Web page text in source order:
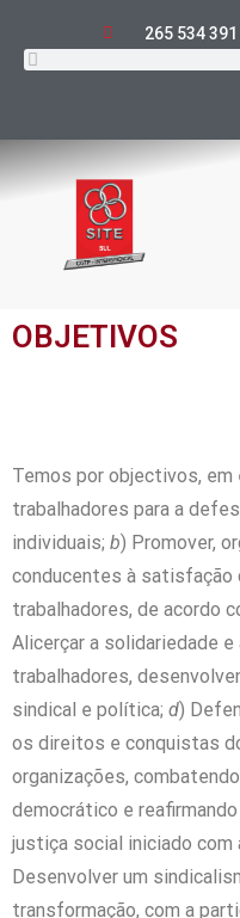
265 534 391
OBJETIVOS
Temos por objectivos, em
trabalhadores para a
individuais; b) Promover,
conducentes à satisfação
trabalhadores, de acordo
Alicerçar a solidariedade
trabalhadores,
sindical e política; d)
os direitos e conquistas
organizações,
democrático e
justiça social iniciado com
Desenvolver um
transformação, com a